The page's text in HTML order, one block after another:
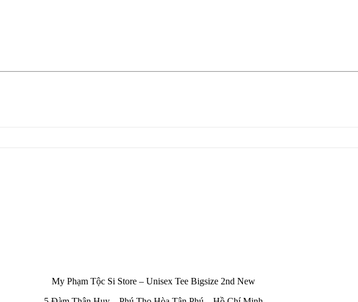
My Phạm Tộc Si Store – Unisex Tee Bigsize 2nd New